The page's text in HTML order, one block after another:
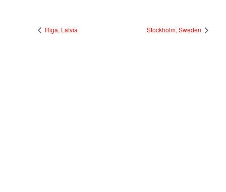
Riga, Latvia Stockholm, Sweden